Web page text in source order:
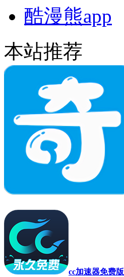
酷漫熊app
本站推荐
cc加速器免费版